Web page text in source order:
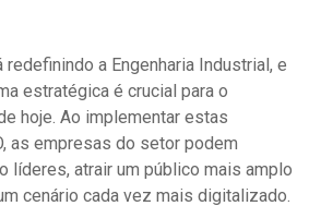
a Engenharia Industrial, e
estratégica é crucial para o
hoje. Ao implementar estas
as empresas do setor podem
líderes, atrair um público mais amplo
cenário cada vez mais digitalizado.